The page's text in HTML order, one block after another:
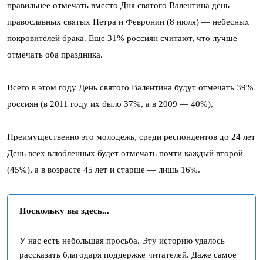
правильнее отмечать вместо Дня святого Валентина день
православных святых Петра и Февронии (8 июля) — небесных
покровителей брака. Еще 31% россиян считают, что лучше
отмечать оба праздника.
Всего в этом году День святого Валентина будут отмечать 39%
россиян (в 2011 году их было 37%, а в 2009 — 40%),
Преимущественно это молодежь, среди респондентов до 24 лет
День всех влюбленных будет отмечать почти каждый второй
(45%), а в возрасте 45 лет и старше — лишь 16%.
Поскольку вы здесь...
У нас есть небольшая просьба. Эту историю удалось
рассказать благодаря поддержке читателей. Даже самое